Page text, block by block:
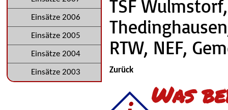
TSF
RTW, NEF,
Zurück
Was
Einsätze 2006
Einsätze 2005
Einsätze 2004
Einsätze 2003